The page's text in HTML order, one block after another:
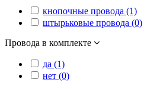
кнопочные провода (1)
штырьковые провода (0)
Провода в комплекте
да (1)
нет (0)